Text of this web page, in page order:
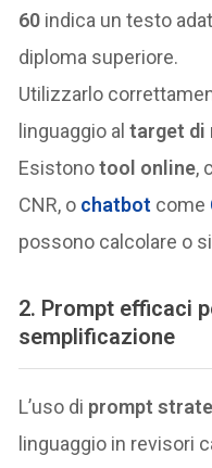
60 indica un testo
diploma superiore.
Utilizzarlo
linguaggio altarget di
Esistonotool online,
CNR, o chatbot come
possono calcolare o
2. Prompt efficaci
semplificazione
L’uso di prompt
linguaggio in revisori